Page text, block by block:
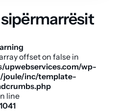
offset on false in
upwebservices.com/wp-
inc/template-
line
1041